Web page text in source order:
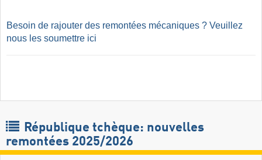
Besoin de rajouter des remontées mécaniques ? Veuillez
nous les soumettre ici
République tchèque: nouvelles
remontées 2025/2026